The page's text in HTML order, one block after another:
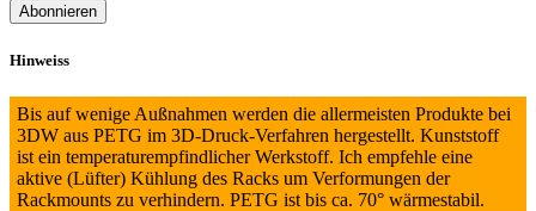
Hinweiss
Bis auf wenige Außnahmen werden die allermeisten Produkte bei
3DW aus PETG im 3D-Druck-Verfahren hergestellt. Kunststoff
ist ein temperaturempfindlicher Werkstoff. Ich empfehle eine
aktive (Lüfter) Kühlung des Racks um Verformungen der
Rackmounts zu verhindern. PETG ist bis ca. 70° wärmestabil.